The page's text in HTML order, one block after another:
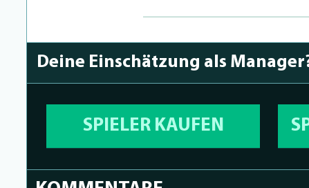
Deine Einschätzung als
SPIELER KAUFEN